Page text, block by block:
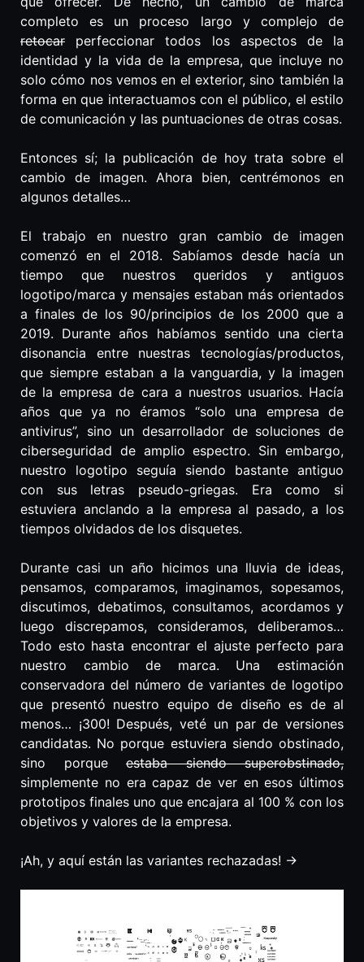
completo es un proceso largo y complejo de
retocar perfeccionar todos los aspectos de la
identidad y la vida de la empresa, que incluye no
solo cómo nos vemos en el exterior, sino también la
forma en que interactuamos con el público, el estilo
de comunicación y las puntuaciones de otras cosas.
Entonces sí; la publicación de hoy trata sobre el
cambio de imagen. Ahora bien, centrémonos en
algunos detalles…
El trabajo en nuestro gran cambio de imagen
comenzó en el 2018. Sabíamos desde hacía un
tiempo que nuestros queridos y antiguos
logotipo/marca y mensajes estaban más orientados
a finales de los 90/principios de los 2000 que a
2019. Durante años habíamos sentido una cierta
disonancia entre nuestras tecnologías/productos,
que siempre estaban a la vanguardia, y la imagen
de la empresa de cara a nuestros usuarios. Hacía
años que ya no éramos “solo una empresa de
antivirus”, sino un desarrollador de soluciones de
ciberseguridad de amplio espectro. Sin embargo,
nuestro logotipo seguía siendo bastante antiguo
con sus letras pseudo-griegas. Era como si
estuviera anclando a la empresa al pasado, a los
tiempos olvidados de los disquetes.
Durante casi un año hicimos una lluvia de ideas,
pensamos, comparamos, imaginamos, sopesamos,
discutimos, debatimos, consultamos, acordamos y
luego discrepamos, consideramos, deliberamos…
Todo esto hasta encontrar el ajuste perfecto para
nuestro cambio de marca. Una estimación
conservadora del número de variantes de logotipo
que presentó nuestro equipo de diseño es de al
menos… ¡300! Después, veté un par de versiones
candidatas. No porque estuviera siendo obstinado,
sino porque estaba siendo superobstinado,
simplemente no era capaz de ver en esos últimos
prototipos finales uno que encajara al 100 % con los
objetivos y valores de la empresa.
¡Ah, y aquí están las variantes rechazadas! ->